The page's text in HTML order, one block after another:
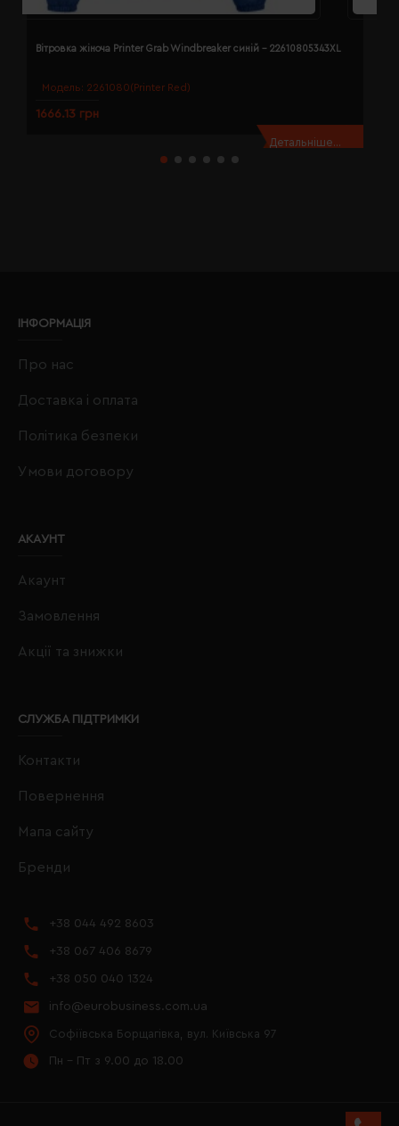
Модель: 2261080(Printer Red)
Вітровка жіноча Printer Grab Windbreaker синій - 22610805343XL
1666.13 грн
Детальніше...
ІНФОРМАЦІЯ
Про нас
Доставка і оплата
Політика безпеки
Умови договору
АКАУНТ
Акаунт
Замовлення
Акції та знижки
СЛУЖБА ПІДТРИМКИ
Контакти
Повернення
Мапа сайту
Бренди
+38 044 492 8603
+38 067 406 8679
+38 050 040 1324
info@eurobusiness.com.ua
Софіївська Борщагівка, вул. Київська 97
Пн - Пт з 9.00 до 18.00